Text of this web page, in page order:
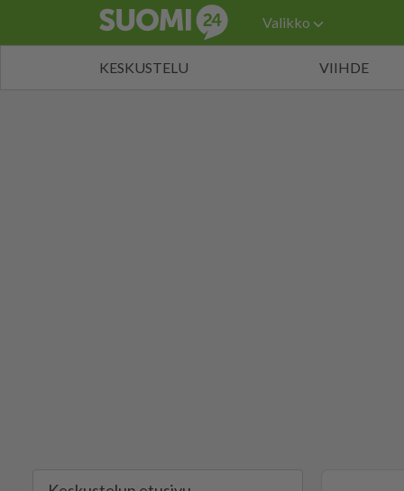
Valikko
KESKUSTELU VIIHDE